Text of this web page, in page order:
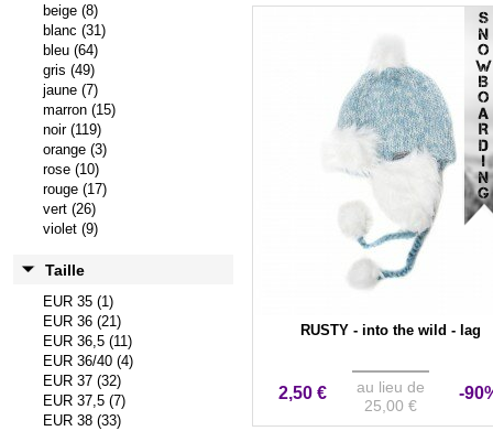
beige (8)
blanc (31)
bleu (64)
gris (49)
jaune (7)
marron (15)
noir (119)
orange (3)
rose (10)
rouge (17)
vert (26)
violet (9)
Taille
EUR 35 (1)
EUR 36 (21)
EUR 36,5 (11)
EUR 36/40 (4)
EUR 37 (32)
EUR 37,5 (7)
EUR 38 (33)
VENTE
RUSTY - into the wild - lag
2,50 €
au lieu de
25,00 €
-